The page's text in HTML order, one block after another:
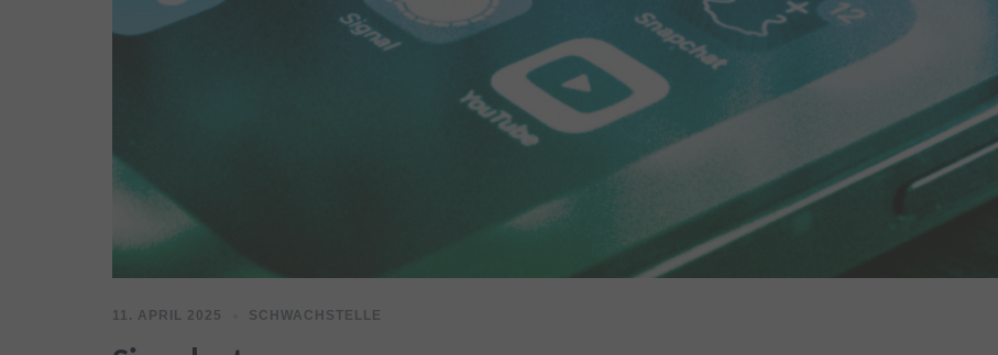
11. APRIL 2025 SCHWACHSTELLE